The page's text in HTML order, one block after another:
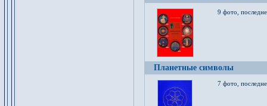
9 фото,
Планетные символы
7 фото,